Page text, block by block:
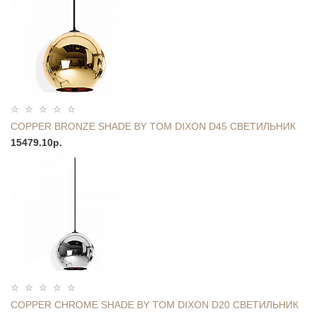
COPPER BRONZE SHADE BY TOM DIXON D45 СВЕТИЛЬНИК
15479.10р.
COPPER СHROME SHADE BY TOM DIXON D20 СВЕТИЛЬНИК